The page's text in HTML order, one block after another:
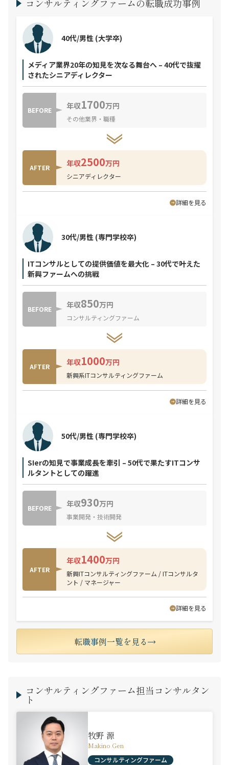
コンサルティングファームの転職成功事例
メディア業界20年の知見を次なる舞台へ – 40代で抜擢
されたシニアディレクター
40代/男性 (大学卒)
BEFORE 年収1700万円
その他業界・職種
AFTER 年収2500万円
シニアディレクター
詳細を見る
ITコンサルとしての提供価値を最大化 – 30代で叶えた
新興ファームへの挑戦
30代/男性 (専門学校卒)
BEFORE 年収850万円
コンサルティングファーム
AFTER 年収1000万円
新興系ITコンサルティングファーム
詳細を見る
SIerの知見で事業成長を牽引 – 50代で果たすITコンサ
ルタントとしての躍進
50代/男性 (専門学校卒)
BEFORE 年収930万円
事業開発・技術開発
AFTER
年収1400万円
新興ITコンサルティングファーム / ITコンサルタ
ント / マネージャー
詳細を見る
転職事例一覧を見る
コンサルティングファーム担当コンサルタン
ト
牧野 源
Makino Gen
コンサルティングファーム